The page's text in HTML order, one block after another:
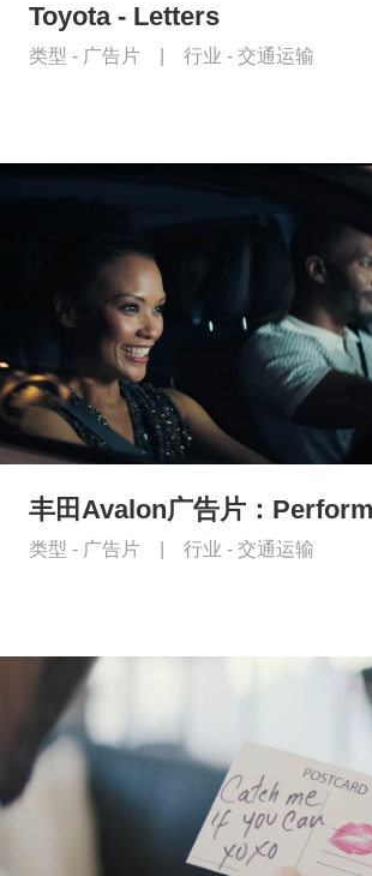
Toyota - Letters
类型 - 广告片 行业 - 交通运输
丰田Avalon广告片：
类型 - 广告片 行业 - 交通运输